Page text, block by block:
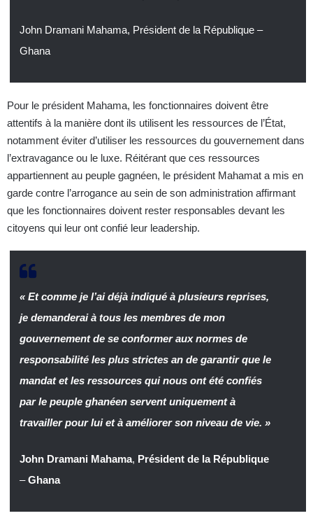
John Dramani Mahama, Président de la République –
Ghana
Pour le président Mahama, les fonctionnaires doivent être
attentifs à la manière dont ils utilisent les ressources de l’État,
notamment éviter d’utiliser les ressources du gouvernement dans
l’extravagance ou le luxe. Réitérant que ces ressources
appartiennent au peuple gagnéen, le président Mahamat a mis en
garde contre l’arrogance au sein de son administration affirmant
que les fonctionnaires doivent rester responsables devant les
citoyens qui leur ont confié leur leadership.
« Et comme je l’ai déjà indiqué à plusieurs reprises,
je demanderai à tous les membres de mon
gouvernement de se conformer aux normes de
responsabilité les plus strictes an de garantir que le
mandat et les ressources qui nous ont été confiés
par le peuple ghanéen servent uniquement à
travailler pour lui et à améliorer son niveau de vie. »
John Dramani Mahama, Président de la République
–Ghana